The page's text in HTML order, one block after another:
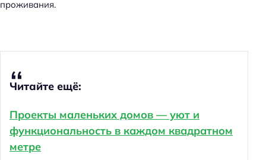
проживания.
Читайте ещё:
Проекты маленьких домов — уют и
функциональность в каждом квадратном
метре